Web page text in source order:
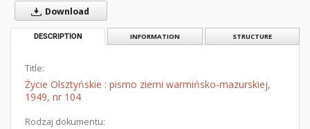
Download
DESCRIPTION INFORMATION STRUCTURE
Title:
Życie Olsztyńskie : pismo ziemi warmińsko-mazurskiej,
1949, nr 104
Rodzaj dokumentu: